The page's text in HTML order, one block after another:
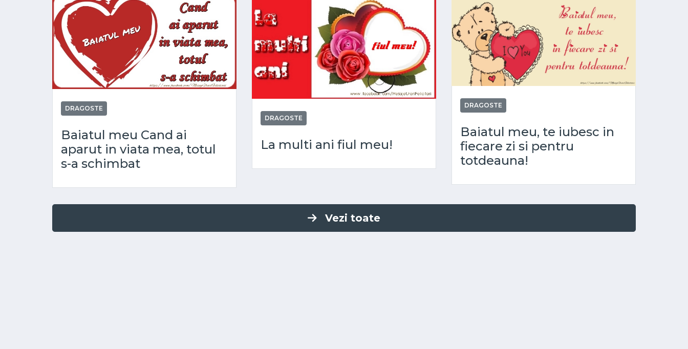
DRAGOSTE
Baiatul meu Cand ai
aparut in viata mea, totul
s-a schimbat
DRAGOSTE
La multi ani fiul meu!
DRAGOSTE
Baiatul meu, te iubesc in
fiecare zi si pentru
totdeauna!
Vezi toate